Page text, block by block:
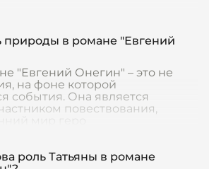
природы в романе "Евгений
"Евгений Онегин" – это не
на фоне которой
события. Она является
повествования,
роль Татьяны в романе